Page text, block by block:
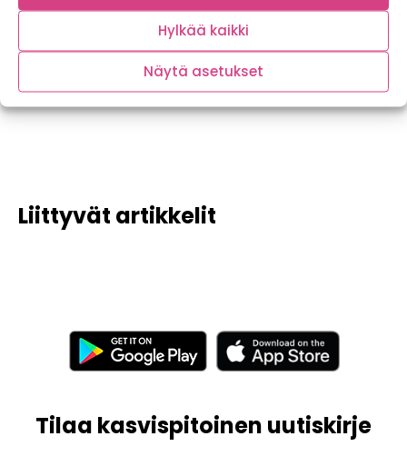
Hylkää kaikki
Näytä asetukset
Keltainen
Soveltuu FODMAP-ruokavalioon pienissä määrin.
Rajoitetaan FODMAP-ruokavaliossa.
Liittyvät artikkelit
Tilaa kasvispitoinen uutiskirje